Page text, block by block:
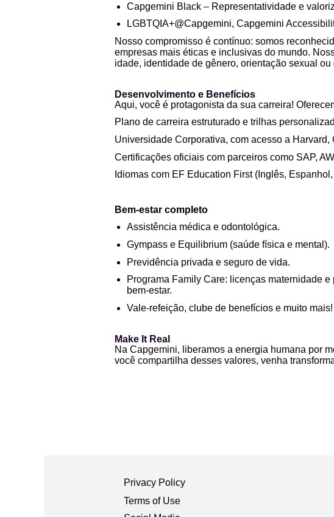
Capgemini Black – Representatividade e
LGBTQIA+@Capgemini, Capgemini
Nosso compromisso é contínuo: somos
empresas mais éticas e inclusivas do mundo.
idade, identidade de gênero, orientação sexual ou
Desenvolvimento e Benefícios
Aqui, você é protagonista da sua carreira!
Plano de carreira estruturado e trilhas
Universidade Corporativa, com acesso a Harvard,
Certificações oficiais com parceiros como SAP,
Idiomas com EF Education First (Inglês,
Bem-estar completo
Assistência médica e odontológica.
Gympass e Equilibrium (saúde física e mental).
Previdência privada e seguro de vida.
Programa Family Care: licenças maternidade
bem-estar.
Vale-refeição, clube de benefícios e muito mais!
Make It Real
Na Capgemini, liberamos a energia humana por
você compartilha desses valores, venha
Privacy Policy
Terms of Use